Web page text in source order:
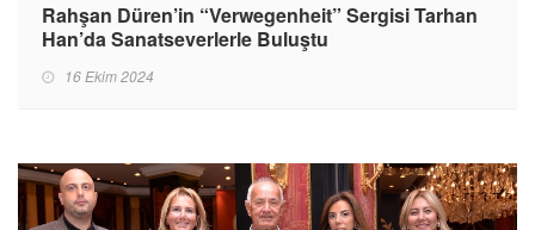
Rahşan Düren’in “Verwegenheit” Sergisi Tarhan
Han’da Sanatseverlerle Buluştu
16 Ekim 2024